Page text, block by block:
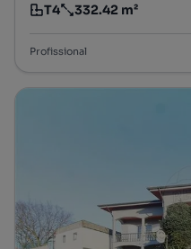
Tipologia
T4
Preço por metro quadrado
332.42 m²
Profissional